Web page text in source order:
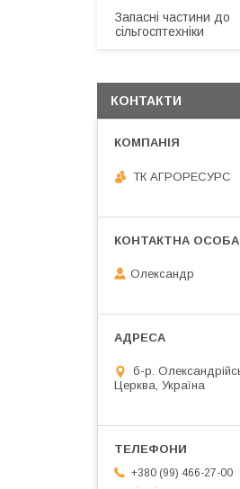
Запасні частини до
сільгосптехніки
КОНТАКТИ
ТК АГРОРЕСУРС
Олександр
б-р.
Церква, Україна
+380 (99) 466-27-00